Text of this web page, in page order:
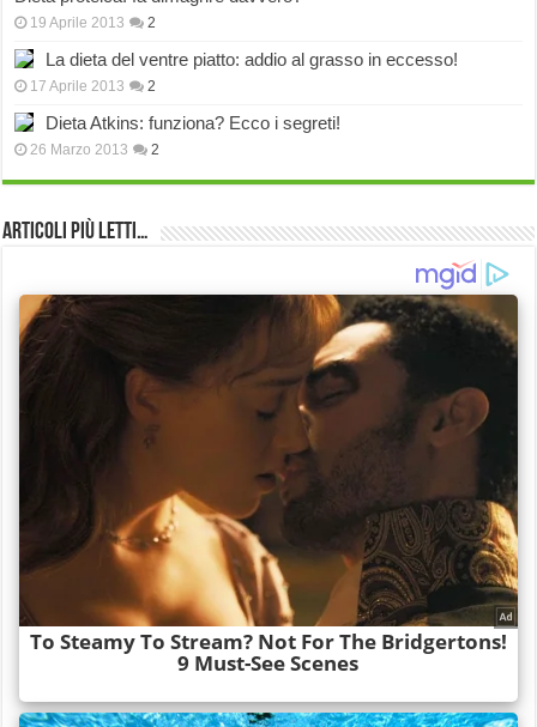
19 Aprile 2013 2
La dieta del ventre piatto: addio al grasso in eccesso!
17 Aprile 2013 2
Dieta Atkins: funziona? Ecco i segreti!
26 Marzo 2013 2
Articoli più Letti…